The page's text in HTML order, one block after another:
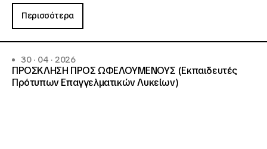
Περισσότερα
30 · 04 · 2026
ΠΡΟΣΚΛΗΣΗ ΠΡΟΣ ΩΦΕΛΟΥΜΕΝΟΥΣ (Εκπαιδευτές
Πρότυπων Επαγγελματικών Λυκείων)